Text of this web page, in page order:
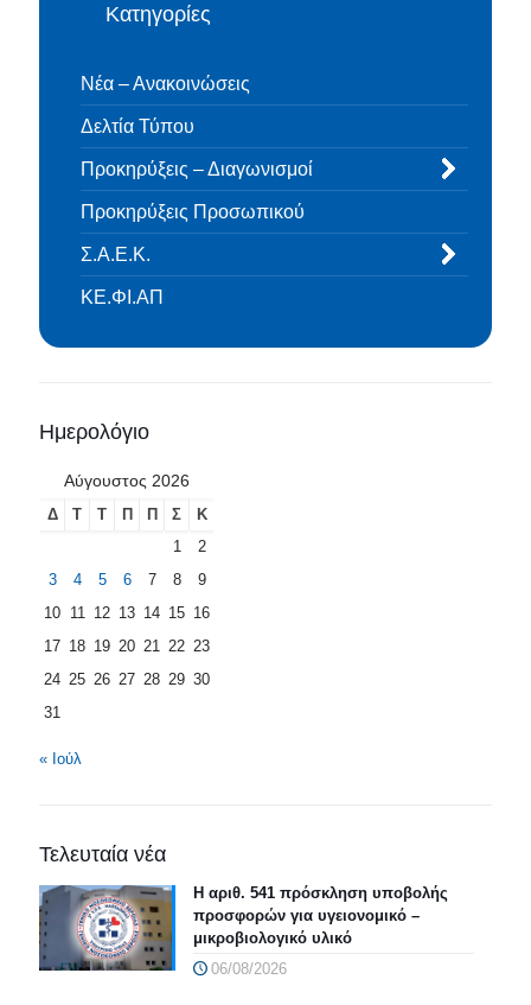
Κατηγορίες
Νέα – Ανακοινώσεις
Δελτία Τύπου
Προκηρύξεις – Διαγωνισμοί
Προκηρύξεις Προσωπικού
Σ.Α.Ε.Κ.
ΚΕ.ΦΙ.ΑΠ
Ημερολόγιο
Αύγουστος 2026
Δ Τ Τ Π Π Σ
Κ
1
2
3
4 5 6 7 8
9
10 11 12 13 14 15 16
17 18 19 20 21 22 23
24 25 26 27 28 29 30
31
« Ιούλ
Τελευταία νέα
Η αριθ. 541 πρόσκληση υποβολής
προσφορών για υγειονομικό –
μικροβιολογικό υλικό
06/08/2026